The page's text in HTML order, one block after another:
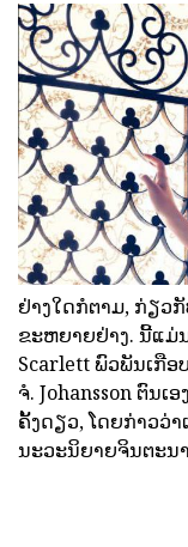
ຢ່າງໃດກໍຕາມ, ກ່ຽວ
ຂະຫຍາຍຢ່າງ. ນີ້ແມ່
Scarlett ພົວພັນເກື
ຈໍ. Johansson ຕົນ
ຄັ້ງດຽວ, ໂດຍກ່າວວ່
ນະວະນິຍາຍຈິນຕະນ